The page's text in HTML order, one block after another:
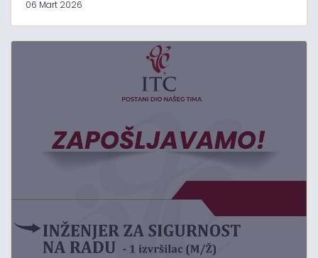
06 Mart 2026